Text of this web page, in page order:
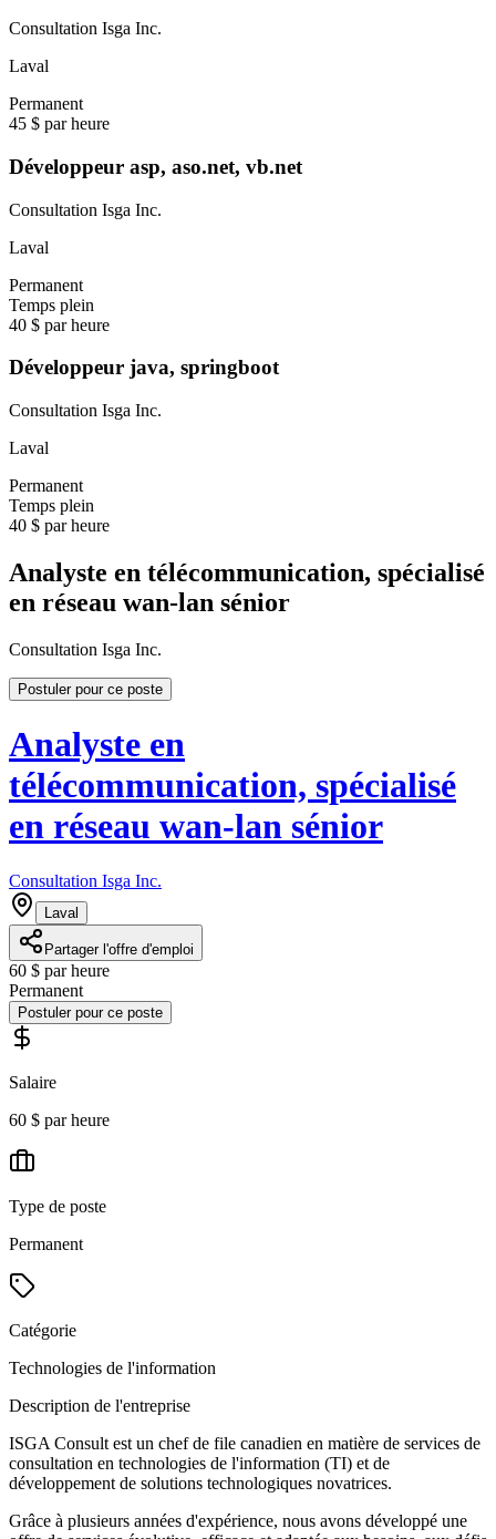
Consultation Isga Inc.
Laval
Permanent
45 $ par heure
Développeur asp, aso.net, vb.net
Consultation Isga Inc.
Laval
Permanent
Temps plein
40 $ par heure
Développeur java, springboot
Consultation Isga Inc.
Laval
Permanent
Temps plein
40 $ par heure
Analyste en télécommunication, spécialisé
en réseau wan-lan sénior
Consultation Isga Inc.
Postuler pour ce poste
Analyste en
télécommunication, spécialisé
en réseau wan-lan sénior
Consultation Isga Inc.
Laval
Partager l'offre d'emploi
60 $ par heure
Permanent
Postuler pour ce poste
Salaire
60 $ par heure
Type de poste
Permanent
Catégorie
Technologies de l'information
Description de l'entreprise
ISGA Consult est un chef de file canadien en matière de services de
consultation en technologies de l'information (TI) et de
développement de solutions technologiques novatrices.
Grâce à plusieurs années d'expérience, nous avons développé une